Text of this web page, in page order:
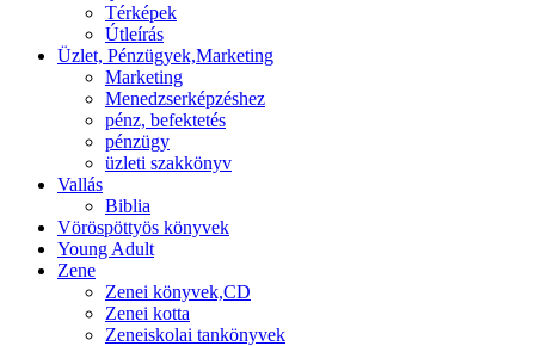
Térképek
Útleírás
Üzlet, Pénzügyek,Marketing
Marketing
Menedzserképzéshez
pénz, befektetés
pénzügy
üzleti szakkönyv
Vallás
Biblia
Vöröspöttyös könyvek
Young Adult
Zene
Zenei könyvek,CD
Zenei kotta
Zeneiskolai tankönyvek